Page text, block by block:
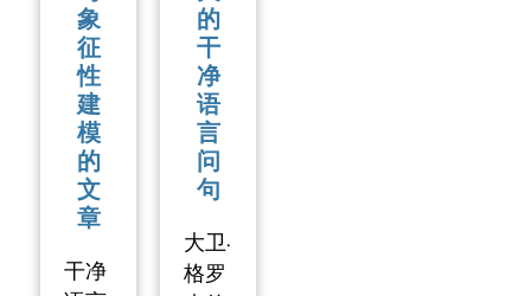
象
征
性
建
模
的
文
章
⼲净
的
干
净
语
言
问
句
大卫·
格罗